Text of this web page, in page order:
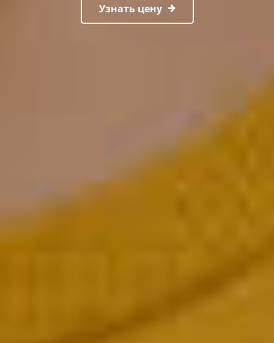
Узнать цену